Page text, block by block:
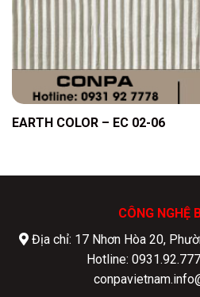
EARTH COLOR – EC 02-06
CÔNG NGHỆ
Địa chỉ: 17 Nhơn Hòa 20,
Hotline: